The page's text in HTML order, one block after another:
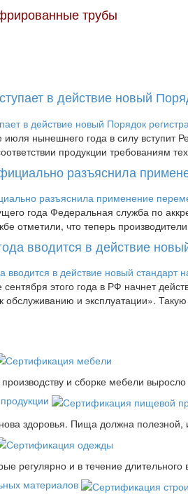
трубы
в действие новый
июля нынешнего года в силу вступит
продукции требованиям
разъяснила
года Федеральная служба по
отметили, что теперь
вводится в действие
сентября этого года в РФ начнет
обслуживанию и эксплуатации».
и сборке мебели
здоровья. Пища должна
регулярно и в течение
материалов